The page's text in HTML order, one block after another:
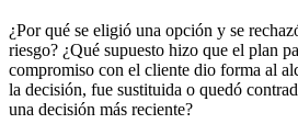
¿Por qué se eligió una opción y se
riesgo? ¿Qué supuesto hizo que el plan
compromiso con el cliente dio forma al
la decisión, fue sustituida o quedó
una decisión más reciente?